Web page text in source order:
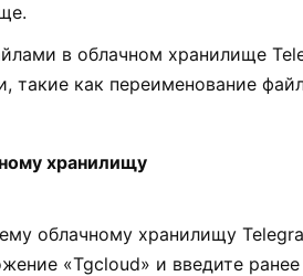
в облачном хранилище
такие как переименование
хранилищу
облачному хранилищу
«Tgcloud» и введите